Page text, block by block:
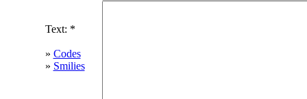
Text: *
» Codes
» Smilies